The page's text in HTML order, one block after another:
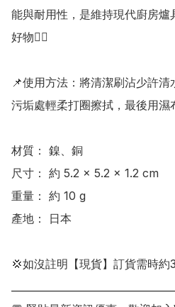
能與耐用性，是維持現代廚房
好物👍🏻
📌使用方法：將清潔刷沾少許
污垢處輕柔打圈擦拭，最後用濕
材質： 鎳、銅
尺寸： 約 5.2 × 5.2 × 1.2 cm
重量： 約 10 g
產地： 日本
💢如沒註明【現貨】訂貨需時